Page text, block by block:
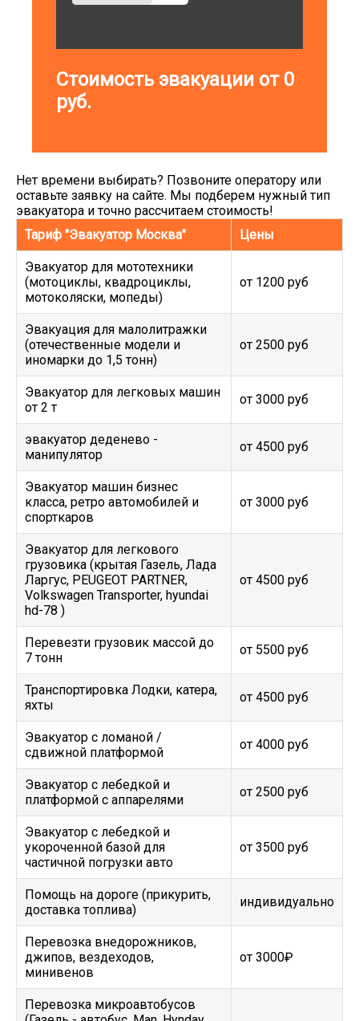
Стоимость эвакуации от 0
руб.
Нет времени выбирать? Позвоните оператору или
оставьте заявку на сайте. Мы подберем нужный тип
эвакуатора и точно рассчитаем стоимость!
Тариф "Эвакуатор Москва"
Цены
Эвакуатор для мототехники
(мотоциклы, квадроциклы,
мотоколяски, мопеды)
от 1200 руб
Эвакуация для малолитражки
(отечественные модели и
иномарки до 1,5 тонн)
от 2500 руб
Эвакуатор для легковых машин
от 2 т
от 3000 руб
эвакуатор деденево -
манипулятор
от 4500 руб
Эвакуатор машин бизнес
класса, ретро автомобилей и
спорткаров
от 3000 руб
Эвакуатор для легкового
грузовика (крытая Газель, Лада
Ларгус, PEUGEOT PARTNER,
Volkswagen Transporter, hyundai
hd-78 )
от 4500 руб
Перевезти грузовик массой до
7 тонн
от 5500 руб
Транспортировка Лодки, катера,
яхты
от 4500 руб
Эвакуатор c ломаной /
сдвижной платформой
от 4000 руб
Эвакуатор с лебедкой и
платформой с аппарелями
от 2500 руб
Эвакуатор с лебедкой и
укороченной базой для
частичной погрузки авто
от 3500 руб
Помощь на дороге (прикурить,
доставка топлива)
индивидуально
Перевозка внедорожников,
джипов, вездеходов,
минивенов
от 3000₽
Перевозка микроавтобусов